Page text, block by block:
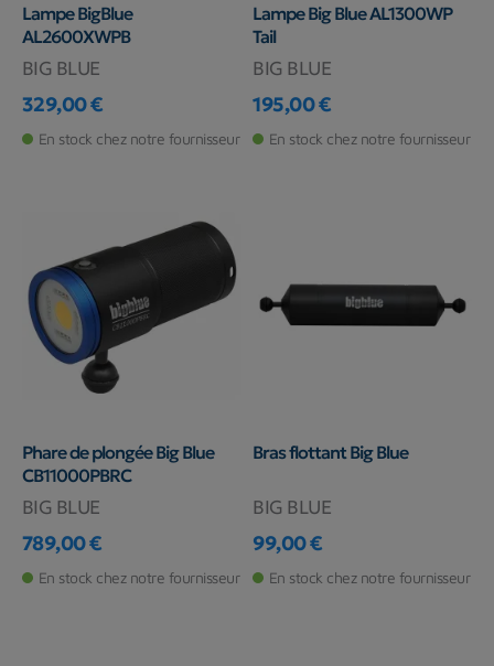
Lampe BigBlue
AL2600XWPB
BIG BLUE
Prix
329,00 €
En stock chez notre fournisseur
Lampe Big Blue AL1300WP
Tail
BIG BLUE
Prix
195,00 €
En stock chez notre fournisseur
Phare de plongée Big Blue
CB11000PBRC
BIG BLUE
Prix
789,00 €
En stock chez notre fournisseur
Bras flottant Big Blue
BIG BLUE
Prix
99,00 €
En stock chez notre fournisseur